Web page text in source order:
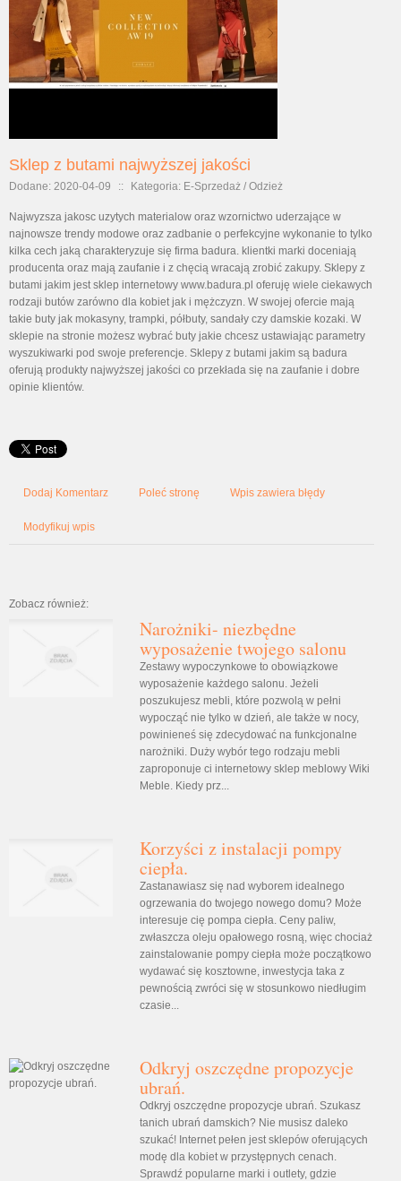
Sklep z butami najwyższej jakości
Dodane: 2020-04-09 :: Kategoria: E-Sprzedaż / Odzież
Najwyzsza jakosc uzytych materialow oraz wzornictwo uderzające w
najnowsze trendy modowe oraz zadbanie o perfekcyjne wykonanie to tylko
kilka cech jaką charakteryzuje się firma badura. klientki marki doceniają
producenta oraz mają zaufanie i z chęcią wracają zrobić zakupy. Sklepy z
butami jakim jest sklep internetowy www.badura.pl oferuję wiele ciekawych
rodzaji butów zarówno dla kobiet jak i mężczyzn. W swojej ofercie mają
takie buty jak mokasyny, trampki, półbuty, sandały czy damskie kozaki. W
sklepie na stronie możesz wybrać buty jakie chcesz ustawiając parametry
wyszukiwarki pod swoje preferencje. Sklepy z butami jakim są badura
oferują produkty najwyższej jakości co przekłada się na zaufanie i dobre
opinie klientów.
Dodaj Komentarz Poleć stronę Wpis zawiera błędy
Modyfikuj wpis
Zobacz również:
Narożniki- niezbędne
wyposażenie twojego salonu
Zestawy wypoczynkowe to obowiązkowe
wyposażenie każdego salonu. Jeżeli
poszukujesz mebli, które pozwolą w pełni
wypocząć nie tylko w dzień, ale także w nocy,
powinieneś się zdecydować na funkcjonalne
narożniki. Duży wybór tego rodzaju mebli
zaproponuje ci internetowy sklep meblowy Wiki
Meble. Kiedy prz...
Korzyści z instalacji pompy
ciepła.
Zastanawiasz się nad wyborem idealnego
ogrzewania do twojego nowego domu? Może
interesuje cię pompa ciepła. Ceny paliw,
zwłaszcza oleju opałowego rosną, więc chociaż
zainstalowanie pompy ciepła może początkowo
wydawać się kosztowne, inwestycja taka z
pewnością zwróci się w stosunkowo niedługim
czasie...
Odkryj oszczędne propozycje
ubrań.
Odkryj oszczędne propozycje ubrań. Szukasz
tanich ubrań damskich? Nie musisz daleko
szukać! Internet pełen jest sklepów oferujących
modę dla kobiet w przystępnych cenach.
Sprawdź popularne marki i outlety, gdzie